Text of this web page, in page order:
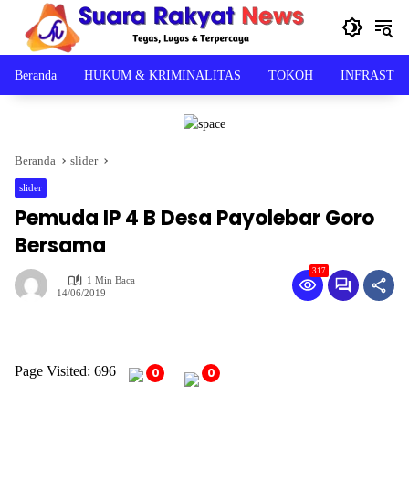
Langsung
konten
Beranda HUKUM & KRIMINALITAS TOKOH
Beranda slider
slider
Pemuda IP 4 B Desa Payolebar Goro
Bersama
1 Min Baca
14/06/2019
317
Page Visited: 696 0 0